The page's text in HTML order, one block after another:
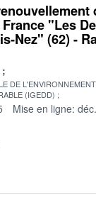
"Les
Nez" (62) -
DE
(IGEDD)
Mise en ligne: